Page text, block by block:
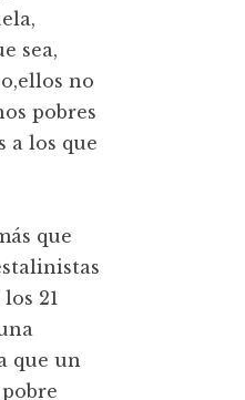
sea,
no
pobres
a los que
que
21
que un